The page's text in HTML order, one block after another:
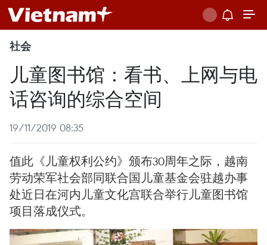
社会
儿童图书馆：看书、上网与电
话咨询的综合空间
19/11/2019 08:35
值此《儿童权利公约》颁布30周年之际，越南
劳动荣军社会部同联合国儿童基金会驻越办事
处近日在河内儿童文化宫联合举行儿童图书馆
项目落成仪式。